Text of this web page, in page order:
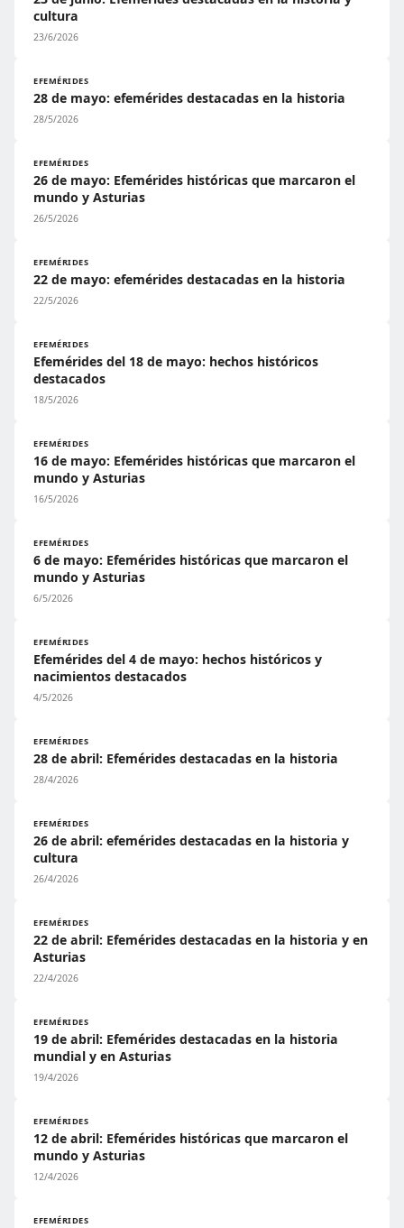
cultura
23/6/2026
EFEMÉRIDES
28 de mayo: efemérides destacadas en la historia
28/5/2026
EFEMÉRIDES
26 de mayo: Efemérides históricas que marcaron el
mundo y Asturias
26/5/2026
EFEMÉRIDES
22 de mayo: efemérides destacadas en la historia
22/5/2026
EFEMÉRIDES
Efemérides del 18 de mayo: hechos históricos
destacados
18/5/2026
EFEMÉRIDES
16 de mayo: Efemérides históricas que marcaron el
mundo y Asturias
16/5/2026
EFEMÉRIDES
6 de mayo: Efemérides históricas que marcaron el
mundo y Asturias
6/5/2026
EFEMÉRIDES
Efemérides del 4 de mayo: hechos históricos y
nacimientos destacados
4/5/2026
EFEMÉRIDES
28 de abril: Efemérides destacadas en la historia
28/4/2026
EFEMÉRIDES
26 de abril: efemérides destacadas en la historia y
cultura
26/4/2026
EFEMÉRIDES
22 de abril: Efemérides destacadas en la historia y en
Asturias
22/4/2026
EFEMÉRIDES
19 de abril: Efemérides destacadas en la historia
mundial y en Asturias
19/4/2026
EFEMÉRIDES
12 de abril: Efemérides históricas que marcaron el
mundo y Asturias
12/4/2026
EFEMÉRIDES